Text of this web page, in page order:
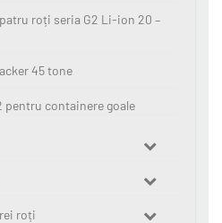
roți seria G2 Li-ion 20 –
45 tone
containere goale
roți